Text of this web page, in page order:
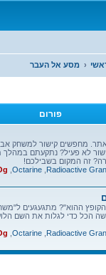
מסע אל העבר
פורום
מחפשים קישור למשחק
לא פעיל? נתקעתם במהלך
זה המקום בשבילכם!
Radioactive
Octarine
ההוא"? מתגעגעים
הכל כדי לגלות את השם
Radioactive
Octarine